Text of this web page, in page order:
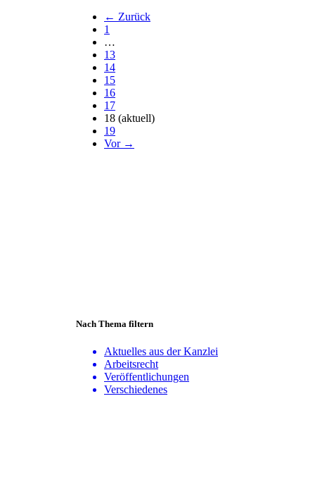
← Zurück
1
…
13
14
15
16
17
18 (aktuell)
19
Vor →
Nach Thema filtern
Aktuelles aus der Kanzlei
Arbeitsrecht
Veröffentlichungen
Verschiedenes